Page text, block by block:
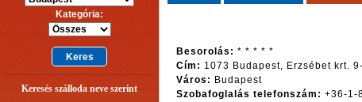
Kategória:
Keresés szálloda neve szerint
Besorolás: * * * * *
Cím: 1073 Budapest, Erzsébet krt.
Város: Budapest
Szobafoglalás telefonszám: +36-1-